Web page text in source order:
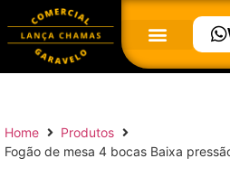
Home
Produtos
Fogão de mesa 4 bocas Baixa